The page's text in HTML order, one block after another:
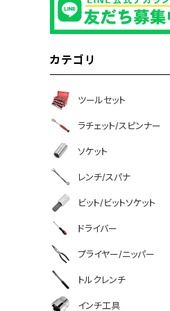
カテゴリ
ツールセット
ラチェット/スピンナー
ソケット
レンチ/スパナ
ビット/ビットソケット
ドライバー
プライヤー/ニッパー
トルクレンチ
インチ工具